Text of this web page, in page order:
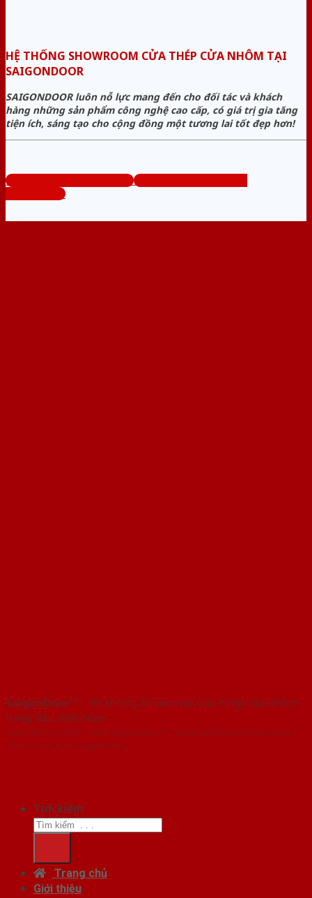
HỆ THỐNG SHOWROOM CỬA THÉP CỬA NHÔM TẠI
SAIGONDOOR
SAIGONDOOR luôn nỗ lực mang đến cho đối tác và khách
hàng những sản phẩm công nghệ cao cấp, có giá trị gia tăng
tiện ích, sáng tạo cho cộng đồng một tương lai tốt đẹp hơn!
www.cuathepcuanhom.com
Tổng đài tư vấn miễn phí:
0824.400.400
SaigonDoor™ - Hệ thống Showroom cửa thép cửa nhôm
hàng đầu Việt Nam
Copyright ⓒ 2016 – 2026 SaigonDoor™ - www.cuathepcuanhom.com |
Đơn vị chủ quản SaigonDoor
Tìm kiếm:
Trang chủ
Giới thiệu